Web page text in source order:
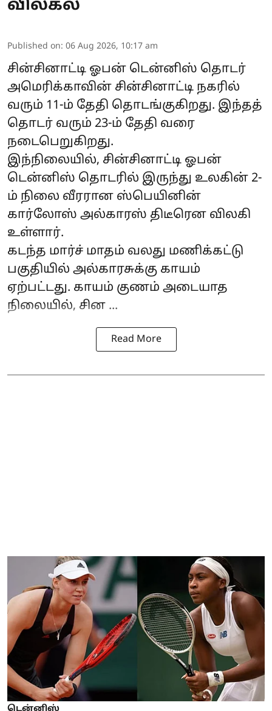
விலகல்
Published on: 06 Aug 2026, 10:17 am
சின்சினாட்டி ஓபன் டென்னிஸ் தொடர்
அமெரிக்காவின் சின்சினாட்டி நகரில்
வரும் 11-ம் தேதி தொடங்குகிறது. இந்தத்
தொடர் வரும் 23-ம் தேதி வரை
நடைபெறுகிறது.
இந்நிலையில், சின்சினாட்டி ஓபன்
டென்னிஸ் தொடரில் இருந்து உலகின் 2-
ம் நிலை வீரரான ஸ்பெயினின்
கார்லோஸ் அல்காரஸ் திடீரென விலகி
உள்ளார்.
கடந்த மார்ச் மாதம் வலது மணிக்கட்டு
பகுதியில் அல்காரசுக்கு காயம்
ஏற்பட்டது. காயம் குணம் அடையாத
நிலையில், சின ...
Read More
டென்னிஸ்